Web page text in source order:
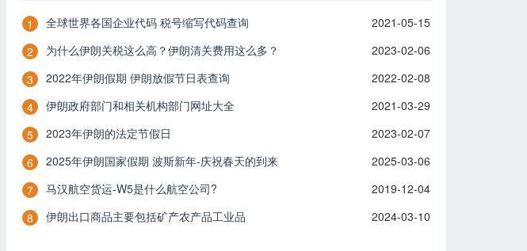
1 全球世界各国企业代码 税号缩写代码查询
2021-05-15
2
为什么伊朗关税这么高？伊朗清关费用这么多？
2023-02-06
3
2022年伊朗假期 伊朗放假节日表查询
2022-02-08
4
伊朗政府部门和相关机构部门网址大全
2021-03-29
5
2023年伊朗的法定节假日
2023-02-07
6
2025年伊朗国家假期 波斯新年-庆祝春天的到来
2025-03-06
7
​马汉航空货运-W5是什么航空公司?
2019-12-04
8
伊朗出口商品主要包括矿产农产品工业品 2024-03-10